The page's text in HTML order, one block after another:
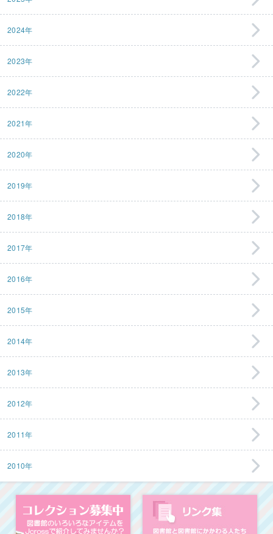
2024年
2023年
2022年
2021年
2020年
2019年
2018年
2017年
2016年
2015年
2014年
2013年
2012年
2011年
2010年
コレクション募集中